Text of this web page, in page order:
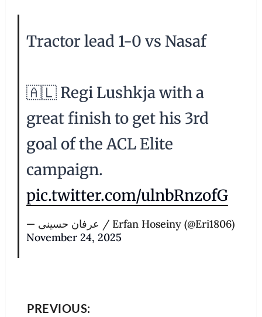
Tractor lead 1-0 vs Nasaf
🇦🇱 Regi Lushkja with a
great finish to get his 3rd
goal of the ACL Elite
campaign.
pic.twitter.com/ulnbRnzofG
— عرفان حسینی / Erfan Hoseiny (@Eri1806)
November 24, 2025
PREVIOUS: